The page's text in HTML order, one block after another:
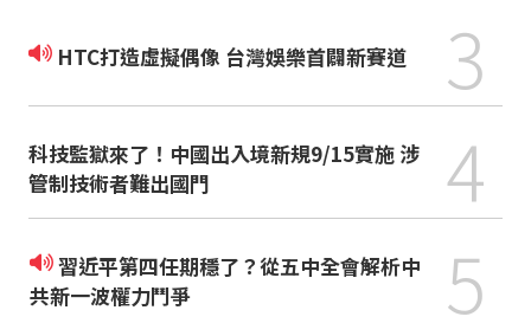
HTC打造虛擬偶像 台灣娛樂首闢新賽道 3
科技監獄來了！中國出入境新規9/15實施 涉
管制技術者難出國門
4
習近平第四任期穩了？從五中全會解析中
共新一波權力鬥爭
5